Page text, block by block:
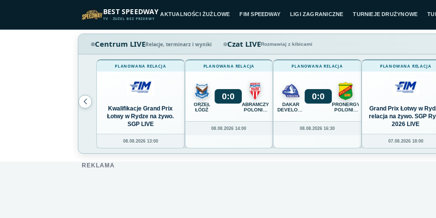
BEST SPEEDWAY
TV · ŻUŻEL BEZ PRZERWY
AKTUALNOŚCI ŻUŻLOWE FIM SPEEDWAY LIGI ZAGRANICZNE TURNIEJE DRUŻYNOWE
Centrum LIVERelacje, terminarz i wyniki Czat LIVERozmawiaj z kibicami
PLANOWANA RELACJA
Kwalifikacje Grand Prix
Łotwy w Rydze na żywo.
SGP LIVE
08.08.2026 13:00
PLANOWANA RELACJA
ORZEŁ
ŁÓDŹ
0:0
ABRAMCZYK
POLONIA
08.08.2026 14:00
PLANOWANA RELACJA
DAKAR
DEVELOPMENT
RZESZÓW
0:0
PRONERGY
POLONIA
08.08.2026 16:30
PLANOWANA RELACJA
Grand Prix Łotwy w
relacja na żywo. SGP
2026 LIVE
07.08.2026 18:00
REKLAMA